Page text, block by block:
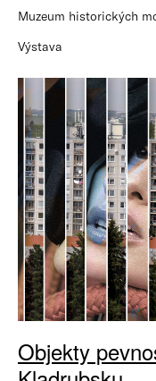
Muzeum historických
Výstava
Objekty